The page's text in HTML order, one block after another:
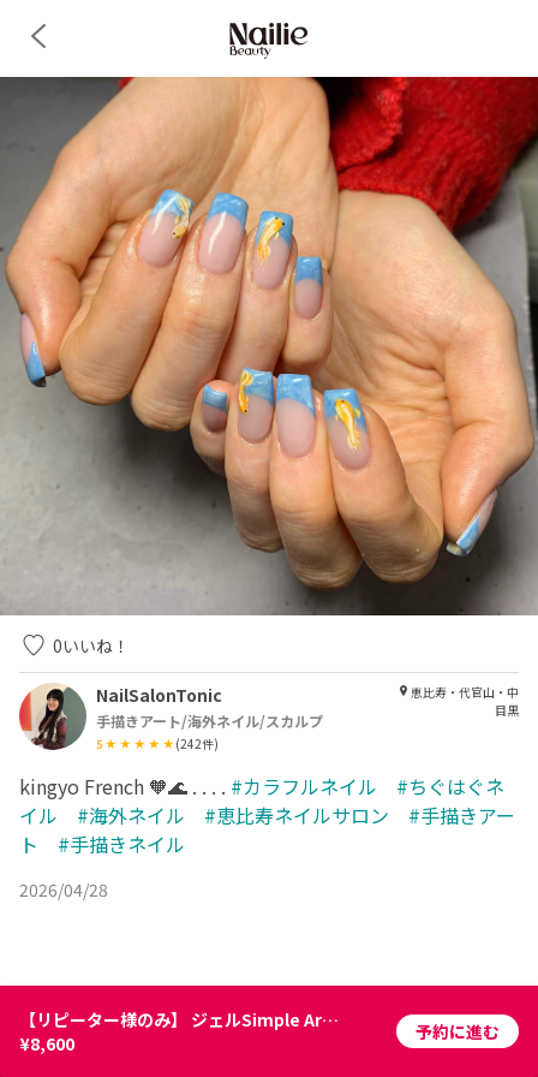
0いいね！
NailSalonTonic
手描きアート/海外ネイル/スカルプ
5 (242件)
恵比寿・代官山・中
目黒
kingyo French 🧡🌊 . . . . #カラフルネイル #ちぐはぐネ
イル #海外ネイル #恵比寿ネイルサロン #手描きアー
ト #手描きネイル
2026/04/28
【リピーター様のみ】 ジェルSimple Artコース
¥8,600
予約に進む